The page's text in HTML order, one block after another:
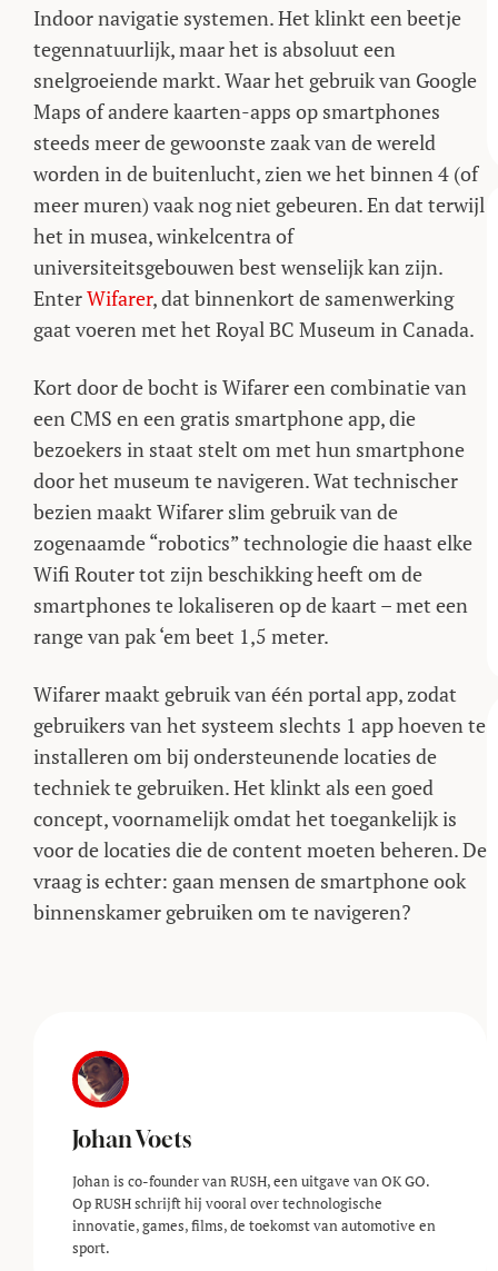
Indoor navigatie systemen. Het klinkt een beetje
tegennatuurlijk, maar het is absoluut een
snelgroeiende markt. Waar het gebruik van Google
Maps of andere kaarten-apps op smartphones
steeds meer de gewoonste zaak van de wereld
worden in de buitenlucht, zien we het binnen 4 (of
meer muren) vaak nog niet gebeuren. En dat terwijl
het in musea, winkelcentra of
universiteitsgebouwen best wenselijk kan zijn.
EnterWifarer, dat binnenkort de samenwerking
gaat voeren met het Royal BC Museum in Canada.
Kort door de bocht is Wifarer een combinatie van
een CMS en een gratis smartphone app, die
bezoekers in staat stelt om met hun smartphone
door het museum te navigeren. Wat technischer
bezien maakt Wifarer slim gebruik van de
zogenaamde “robotics” technologie die haast elke
Wifi Router tot zijn beschikking heeft om de
smartphones te lokaliseren op de kaart – met een
range van pak ‘em beet 1,5 meter.
Wifarer maakt gebruik van één portal app, zodat
gebruikers van het systeem slechts 1 app hoeven te
installeren om bij ondersteunende locaties de
techniek te gebruiken. Het klinkt als een goed
concept, voornamelijk omdat het toegankelijk is
voor de locaties die de content moeten beheren. De
vraag is echter: gaan mensen de smartphone ook
binnenskamer gebruiken om te navigeren?
Johan Voets
Johan is co-founder van RUSH, een uitgave van OK GO.
Op RUSH schrijft hij vooral over technologische
innovatie, games, films, de toekomst van automotive en
sport.